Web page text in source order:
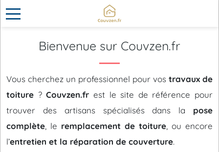
Bienvenue sur Couvzen.fr
Vous cherchez un professionnel pour vos travaux de
toiture ?Couvzen.fr est le site de référence pour
trouver des artisans spécialisés dans la pose
complète , le remplacement de toiture , ou encore
l’entretien et la réparation de couverture.